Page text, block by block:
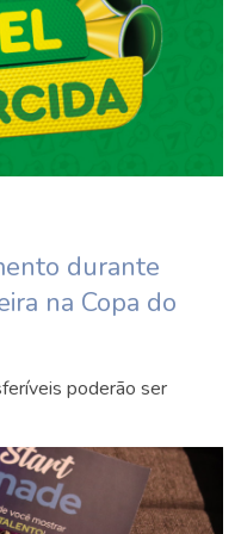
I –
e
Não-Escolares
– 60h
durante
na Copa do
poderão ser